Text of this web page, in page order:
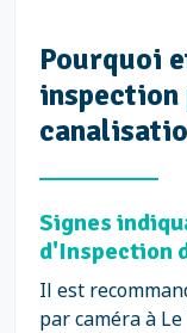
Pourquoi
inspection
Signes
d'Inspection
Il est
par caméra à